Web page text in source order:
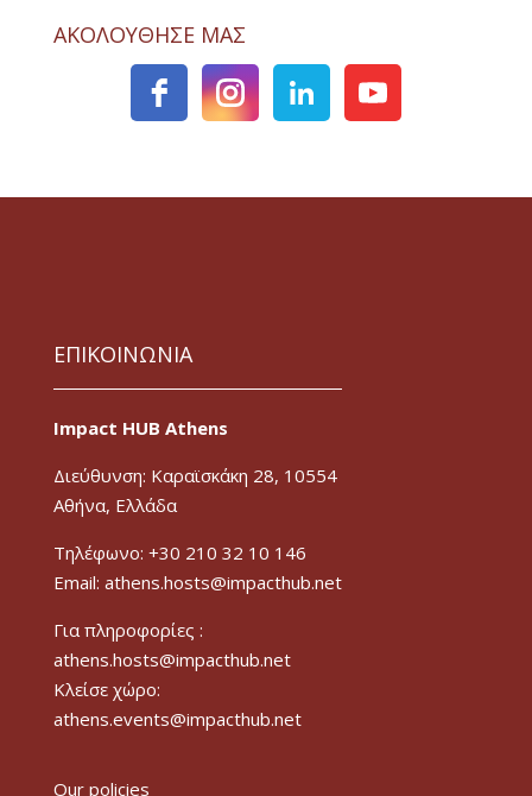
ΑΚΟΛΟΥΘΗΣΕ ΜΑΣ
ΕΠΙΚΟΙΝΩΝΙΑ
Impact HUB Athens
Διεύθυνση: Καραϊσκάκη 28, 10554
Αθήνα, Ελλάδα
Τηλέφωνο: +30 210 32 10 146
Email: athens.hosts@impacthub.net
Για πληροφορίες :
athens.hosts@impacthub.net
Κλείσε χώρο:
athens.events@impacthub.net
Our policies